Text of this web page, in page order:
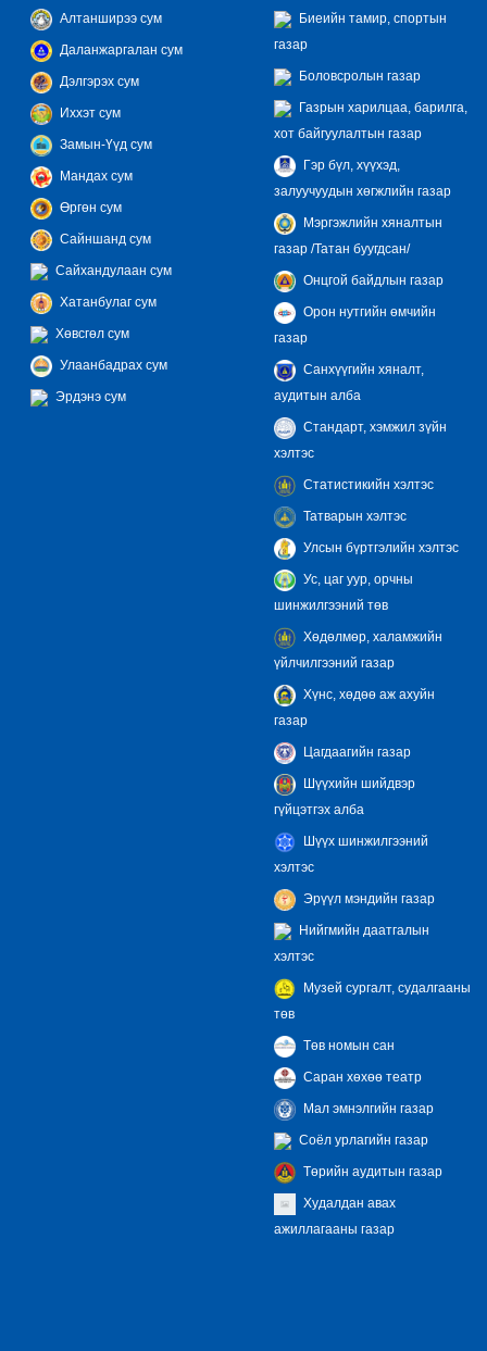
Алтанширээ сум
Даланжаргалан сум
Дэлгэрэх сум
Иххэт сум
Замын-Үүд сум
Мандах сум
Өргөн сум
Сайншанд сум
Сайхандулаан сум
Хатанбулаг сум
Хөвсгөл сум
Улаанбадрах сум
Эрдэнэ сум
Биеийн тамир, спортын
газар
Боловсролын газар
Газрын харилцаа, барилга,
хот байгуулалтын газар
Гэр бүл, хүүхэд,
залуучуудын хөгжлийн газар
Мэргэжлийн хяналтын
газар /Татан буугдсан/
Онцгой байдлын газар
Орон нутгийн өмчийн
газар
Санхүүгийн хяналт,
аудитын алба
Стандарт, хэмжил зүйн
хэлтэс
Статистикийн хэлтэс
Татварын хэлтэс
Улсын бүртгэлийн хэлтэс
Ус, цаг уур, орчны
шинжилгээний төв
Хөдөлмөр, халамжийн
үйлчилгээний газар
Хүнс, хөдөө аж ахуйн
газар
Цагдаагийн газар
Шүүхийн шийдвэр
гүйцэтгэх алба
Шүүх шинжилгээний
хэлтэс
Эрүүл мэндийн газар
Нийгмийн даатгалын
хэлтэс
Музей сургалт, судалгааны
төв
Төв номын сан
Саран хөхөө театр
Мал эмнэлгийн газар
Соёл урлагийн газар
Төрийн аудитын газар
Худалдан авах
ажиллагааны газар